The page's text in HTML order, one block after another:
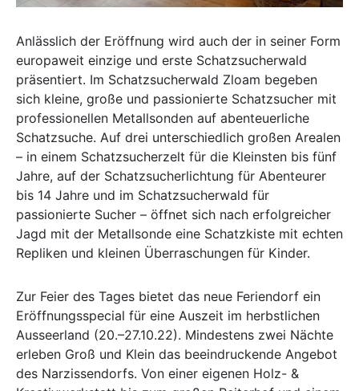
Anlässlich der Eröffnung wird auch der in seiner Form
europaweit einzige und erste Schatzsucherwald
präsentiert. Im Schatzsucherwald Zloam begeben
sich kleine, große und passionierte Schatzsucher mit
professionellen Metallsonden auf abenteuerliche
Schatzsuche. Auf drei unterschiedlich großen Arealen
– in einem Schatzsucherzelt für die Kleinsten bis fünf
Jahre, auf der Schatzsucherlichtung für Abenteurer
bis 14 Jahre und im Schatzsucherwald für
passionierte Sucher – öffnet sich nach erfolgreicher
Jagd mit der Metallsonde eine Schatzkiste mit echten
Repliken und kleinen Überraschungen für Kinder.
Zur Feier des Tages bietet das neue Feriendorf ein
Eröffnungsspecial für eine Auszeit im herbstlichen
Ausseerland (20.–27.10.22). Mindestens zwei Nächte
erleben Groß und Klein das beeindruckende Angebot
des Narzissendorfs. Von einer eigenen Holz- &